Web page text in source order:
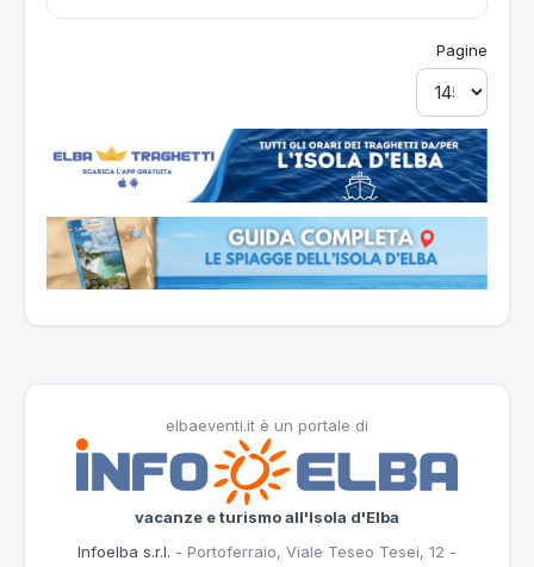
Pagine
elbaeventi.it è un portale di
vacanze e turismo all'Isola d'Elba
Infoelba s.r.l. - Portoferraio, Viale Teseo Tesei, 12 -